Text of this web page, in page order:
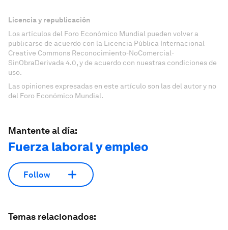
Licencia y republicación
Los artículos del Foro Económico Mundial pueden volver a
publicarse de acuerdo con la Licencia Pública Internacional
Creative Commons Reconocimiento-NoComercial-
SinObraDerivada 4.0, y de acuerdo con nuestras condiciones de
uso.
Las opiniones expresadas en este artículo son las del autor y no
del Foro Económico Mundial.
Mantente al día:
Fuerza laboral y empleo
Follow
Temas relacionados: